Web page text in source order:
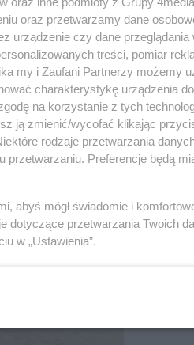
14 / 30
oraz przetwarzamy dane
urządzenie czy dane przeglądania
treści, pomiar
my i Zaufani Partnerzy możemy
charakterystykę urządzenia
na korzystanie z tych
ją zmienić/wycofać klikając
rodzaje przetwarzania
Preferencje będą
abyś mógł świadomie i
dotyczące przetwarzania Twoich
w „Ustawienia”.